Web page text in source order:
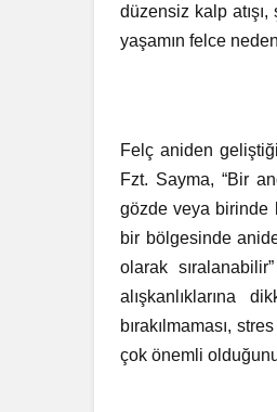
düzensiz kalp
yaşamın felce
Felç aniden
Fzt. Sayma, “Bir
gözde veya birinde
bir bölgesinde
olarak
alışkanlıklarına
bırakılmaması,
çok önemli